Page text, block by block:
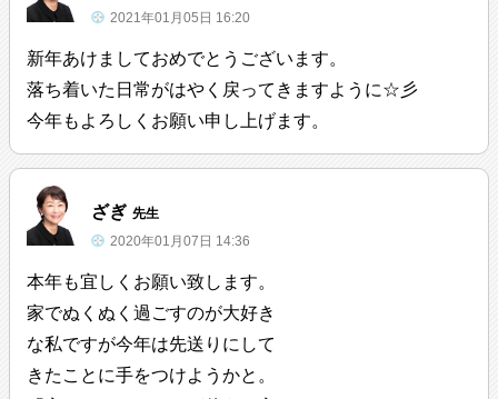
2021年01月05日 16:20
新年あけましておめでとうございます。
落ち着いた日常がはやく戻ってきますように☆彡
今年もよろしくお願い申し上げます。
ざぎ 先生
2020年01月07日 14:36
本年も宜しくお願い致します。
家でぬくぬく過ごすのが大好き
な私ですが今年は先送りにして
きたことに手をつけようかと。